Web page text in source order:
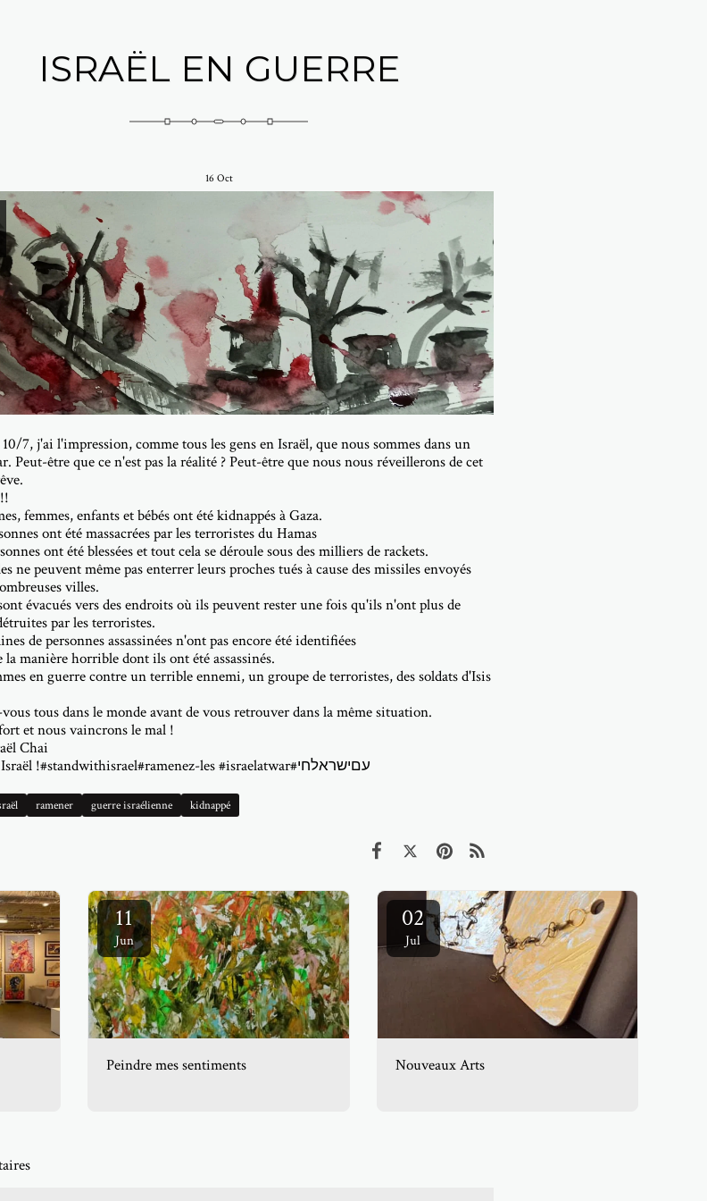
ISRAËL EN GUERRE
16 Oct
7, j'ai l'impression, comme tous les gens en Israël, que nous sommes dans un
Peut-être que ce n'est pas la réalité ? Peut-être que nous nous réveillerons de cet
femmes, enfants et bébés ont été kidnappés à Gaza.
ont été massacrées par les terroristes du Hamas
ont été blessées et tout cela se déroule sous des milliers de rackets.
ne peuvent même pas enterrer leurs proches tués à cause des missiles envoyés
villes.
évacués vers des endroits où ils peuvent rester une fois qu'ils n'ont plus de
par les terroristes.
de personnes assassinées n'ont pas encore été identifiées
la manière horrible dont ils ont été assassinés.
en guerre contre un terrible ennemi, un groupe de terroristes, des soldats d'Isis
tous dans le monde avant de vous retrouver dans la même situation.
et nous vaincrons le mal !
Chai
Soutenez Israël !#standwithisrael#ramenez-les #israelatwar#עםישראלחי
ramener guerre israélienne
kidnappé
11
Jun
Peindre mes sentiments
02
Jul
Nouveaux Arts